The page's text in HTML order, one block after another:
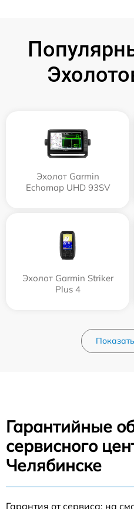
Эхолот Garmin
Echomap UHD 93SV
Эхолот Garmin Striker
Plus 4
Гарантийные
сервисного
Челябинске
Гарантия от сервиса: на